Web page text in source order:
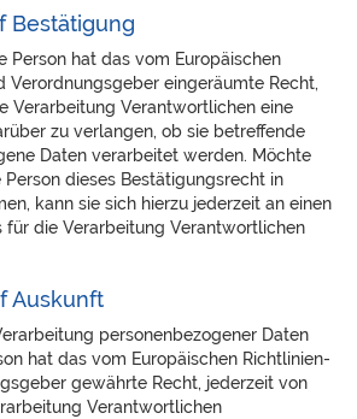
Bestätigung
Person hat das vom Europäischen
Verordnungsgeber eingeräumte Recht,
Verarbeitung Verantwortlichen eine
zu verlangen, ob sie betreffende
Daten verarbeitet werden. Möchte
Person dieses Bestätigungsrecht in
kann sie sich hierzu jederzeit an einen
für die Verarbeitung Verantwortlichen
Auskunft
personenbezogener Daten
hat das vom Europäischen Richtlinien-
gewährte Recht, jederzeit von
Verantwortlichen